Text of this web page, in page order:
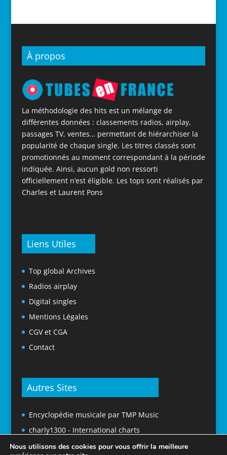
À propos
La méthodologie des hits est un mélange de
différentes données : classements radios, airplay,
passages TV, ventes… permettant de hiérarchiser la
popularité de chaque single. Les titres classés sont
promotionnés au moment correspondant à la période
indiquée. Ainsi, aucun gold non ressorti
officiellement n’est éligible. Les tops sont réalisés par
Charles et Laurent Pons
Liens Utiles
Top global Archives
Radios airplay
Digital singles
Mentions Légales
CGV et CGA
Contact
Autres Sites
Encyclopédie musicale par TMP Music
charly1300 - International charts
Nous utilisons des cookies pour vous offrir la meilleure